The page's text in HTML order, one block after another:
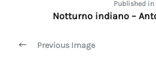
Navigazione
articoli
Published in
Notturno indiano –
Previous Image